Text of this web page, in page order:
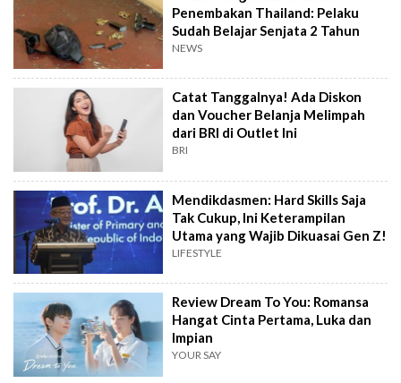
Penembakan Thailand: Pelaku
Sudah Belajar Senjata 2 Tahun
NEWS
Catat Tanggalnya! Ada Diskon
dan Voucher Belanja Melimpah
dari BRI di Outlet Ini
BRI
Mendikdasmen: Hard Skills Saja
Tak Cukup, Ini Keterampilan
Utama yang Wajib Dikuasai Gen Z!
LIFESTYLE
Review Dream To You: Romansa
Hangat Cinta Pertama, Luka dan
Impian
YOUR SAY